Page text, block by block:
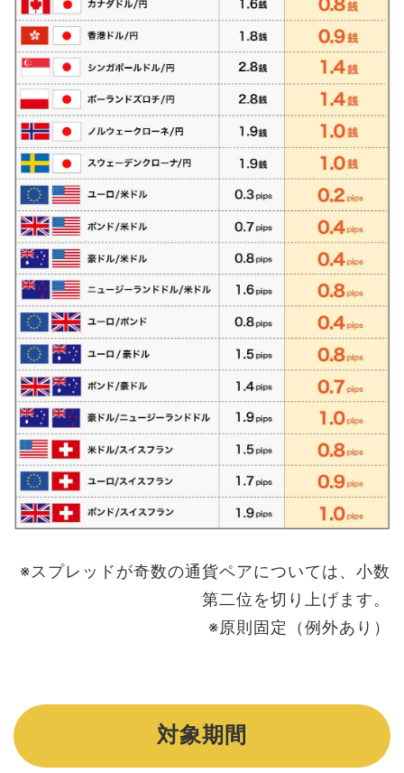
※スプレッドが奇数の通貨ペアについては、小数
第二位を切り上げます。
※原則固定（例外あり）
対象期間